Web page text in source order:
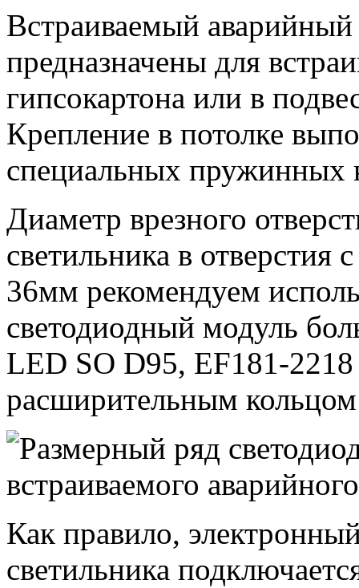
Встраиваемый
предназначены для
гипсокартона или в
Крепление в потолке
специальных пружинных
Диаметр врезного
светильника в
36мм рекомендуем
светодиодный модуль
LED SO D95, EF181-
расширительным
Как правило,
светильника